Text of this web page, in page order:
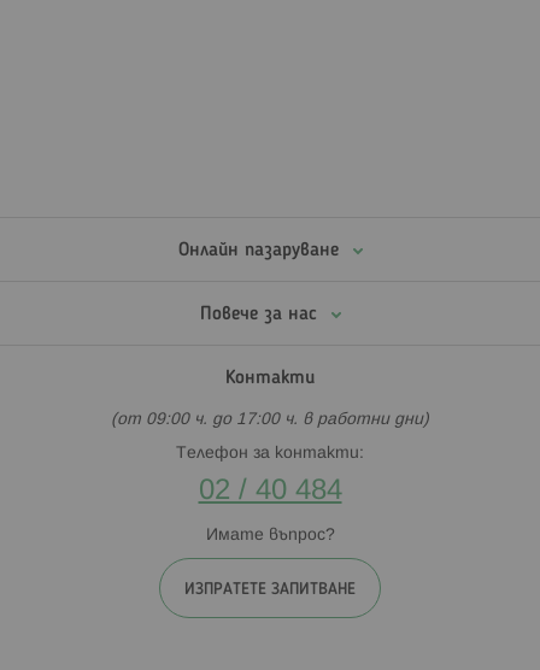
Онлайн пазаруване
Повече за нас
Контакти
(от 09:00 ч. до 17:00 ч. в работни дни)
Телефон за контакти:
02 / 40 484
Имате въпрос?
ИЗПРАТЕТЕ ЗАПИТВАНЕ